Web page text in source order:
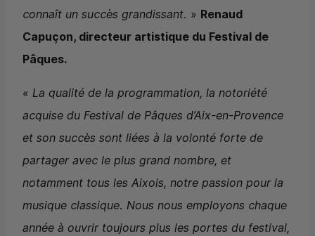
connaît un succès grandissant. » Renaud
Capuçon, directeur artistique du Festival de
Pâques.
« La qualité de la programmation, la notoriété
acquise du Festival de Pâques d’Aix-en-Provence
et son succès sont liées à la volonté forte de
partager avec le plus grand nombre, et
notamment tous les Aixois, notre passion pour la
musique classique. Nous nous employons chaque
année à ouvrir toujours plus les portes du festival,